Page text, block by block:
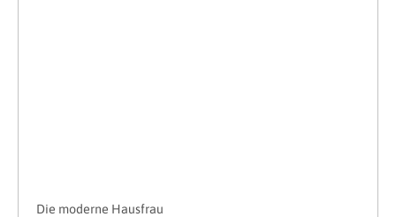
Die moderne Hausfrau